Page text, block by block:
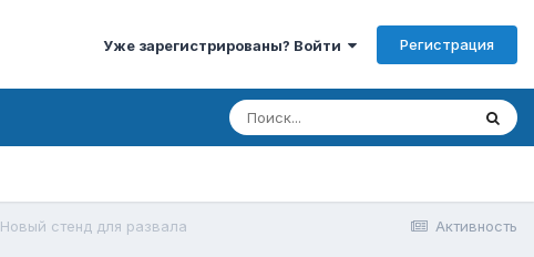
Уже зарегистрированы? Войти Регистрация
Активность
Новый стенд для развала